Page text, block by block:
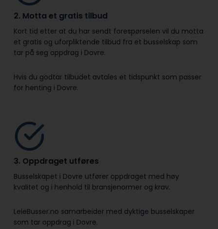
2. Motta et gratis tilbud
Kort tid etter at du har sendt forespørselen vil du motta
et gratis og uforpliktende tilbud fra et busselskap som
tar på seg oppdrag i Dovre.
Hvis du godtar tilbudet avtales et tidspunkt som passer
for henting i Dovre.
3. Oppdraget utføres
Busselskapet i Dovre utfører oppdraget med høy
kvalitet og i henhold til bransje­normer og krav.
LeieBusser.no samarbeider med dyktige busselskaper
som tar oppdrag i Dovre.